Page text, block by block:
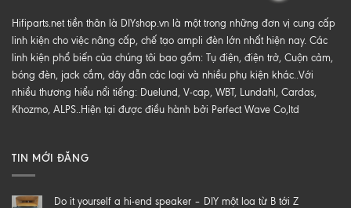
Hifiparts.net tiền thân là DIYshop.vn là một trong những đơn vị cung cấp
linh kiện cho việc nâng cấp, chế tạo ampli đèn lớn nhất hiện nay. Các
linh kiện phổ biến của chúng tôi bao gồm: Tụ điện, điện trở, Cuộn cảm,
bóng đèn, jack cắm, dây dẫn các loại và nhiều phụ kiện khác..Với
nhiều thương hiểu nổi tiếng: Duelund, V-cap, WBT, Lundahl, Cardas,
Khozmo, ALPS..Hiện tại được điều hành bởi Perfect Wave Co,ltd
TIN MỚI ĐĂNG
Do it yourself a hi-end speaker – DIY một loa từ B tới Z